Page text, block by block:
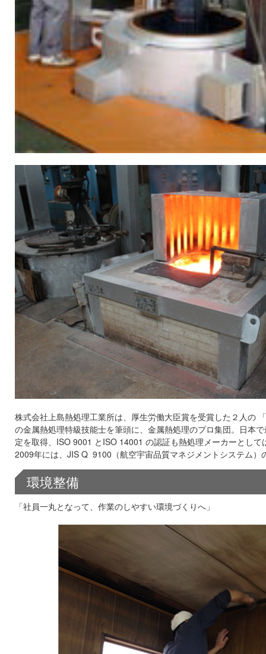
株式会社上島熱処理工業所は、厚生労働大臣賞を受賞した２人の
の金属熱処理特級技能士を筆頭に、金属熱処理のプロ集団。日本
定を取得、ISO 9001 とISO 14001 の認証も熱処理メーカーとして
2009年には、JIS Q 9100（航空宇宙品質マネジメントシステム）
環境整備
「社員一丸となって、作業のしやすい環境づくりへ」